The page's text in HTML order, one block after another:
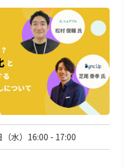
水）16:00 - 17:00